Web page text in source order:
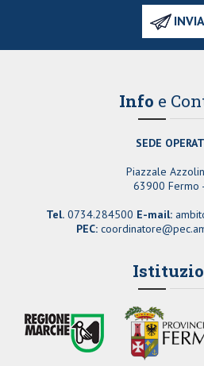
Info e
SEDE
Piazzale
63900 Fermo
Tel. 0734.284500 E-mail:
PEC: